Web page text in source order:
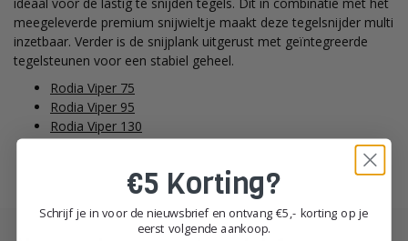
ideaal voor de lastig te snijden tegels. Dit in combinatie met het
meegeleverde premium snijwieltje maakt deze tegelsnijder multi
inzetbaar. Verder is de snijplank uitgerust met geïntegreerde
tegelsteunen voor een stabiel geheel.
Rodia Viper 75
Rodia Viper 95
Rodia Viper 130
€5 Korting?
Schrijf je in voor de nieuwsbrief en ontvang €5,- korting op je
eerst volgende aankoop.